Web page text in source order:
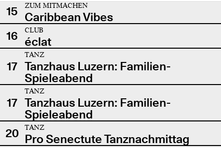
15
ZUM MITMACHEN
Caribbean Vibes
16
CLUB
éclat
17
TANZ
Tanzhaus Luzern: Familien-
Spieleabend
17
TANZ
Tanzhaus Luzern: Familien-
Spieleabend
20
TANZ
Pro Senectute Tanznachmittag